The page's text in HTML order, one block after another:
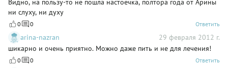
Видно, на пользу-то не пошла настоечка, полтора года от Арины
ни слуху, ни духу
0 0 Ответить
arina-nazran
29 февраля 2012 г.
шикарно и очень приятно. Можно даже пить и не для лечения!
0 0 Ответить